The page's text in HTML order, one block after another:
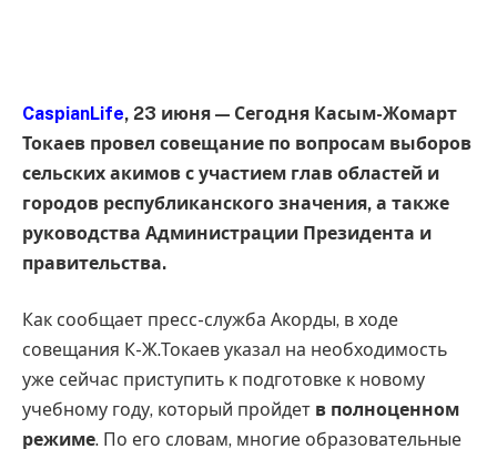
CaspianLife, 23 июня — Сегодня Касым-Жомарт
Токаев провел совещание по вопросам выборов
сельских акимов с участием глав областей и
городов республиканского значения, а также
руководства Администрации Президента и
правительства.
Как сообщает пресс-служба Акорды, в ходе
совещания К-Ж.Токаев указал на необходимость
уже сейчас приступить к подготовке к новому
учебному году, который пройдет в полноценном
режиме. По его словам, многие образовательные